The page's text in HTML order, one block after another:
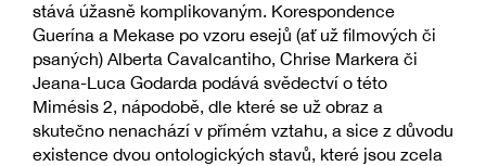
stává úžasně komplikovaným. Korespondence
Guerína a Mekase po vzoru esejů (ať už filmových či
psaných) Alberta Cavalcantiho, Chrise Markera či
Jeana-Luca Godarda podává svědectví o této
Mimésis 2, nápodobě, dle které se už obraz a
skutečno nenachází v přímém vztahu, a sice z důvodu
existence dvou ontologických stavů, které jsou zcela